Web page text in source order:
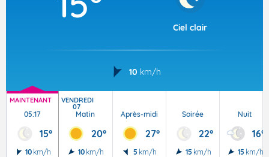
Ciel clair
10 km/h
MAINTENANT
05:17
15°
10 km/h
VENDREDI
07
Matin
20°
10 km/h
Après-midi
27°
5 km/h
Soirée
22°
15 km/h
Nuit
16°
15 km/h